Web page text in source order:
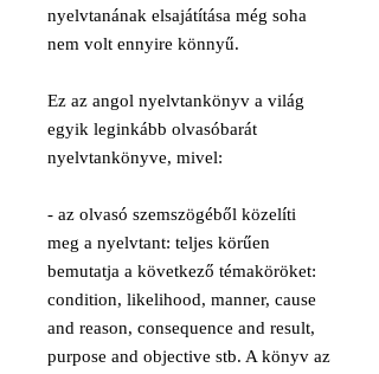
nyelvtanának elsajátítása még soha
nem volt ennyire könnyű.
Ez az angol nyelvtankönyv a világ
egyik leginkább olvasóbarát
nyelvtankönyve, mivel:
- az olvasó szemszögéből közelíti
meg a nyelvtant: teljes körűen
bemutatja a következő témaköröket:
condition, likelihood, manner, cause
and reason, consequence and result,
purpose and objective stb. A könyv az